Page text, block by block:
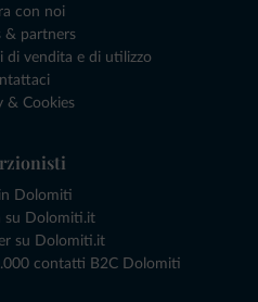
con noi
& partners
di vendita e di utilizzo
& Cookies
Dolomiti
su Dolomiti.it
su Dolomiti.it
contatti B2C Dolomiti